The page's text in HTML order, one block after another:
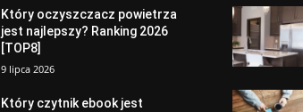
Który oczyszczacz powietrza
jest najlepszy? Ranking 2026
[TOP8]
9 lipca 2026
Który czytnik ebook jest